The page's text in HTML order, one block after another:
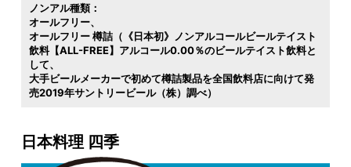
ノンアル種類：
オールフリー
オールフリー 樽詰（《日本初》ノンアルコールビールテイスト
飲料【ALL-FREE】アルコール0.00％のビールテイスト飲料と
して
大手ビールメーカーで初めて樽詰製品を全国飲料店に向けて発
売2019年サントリービール（株）調べ）
日本料理 四季